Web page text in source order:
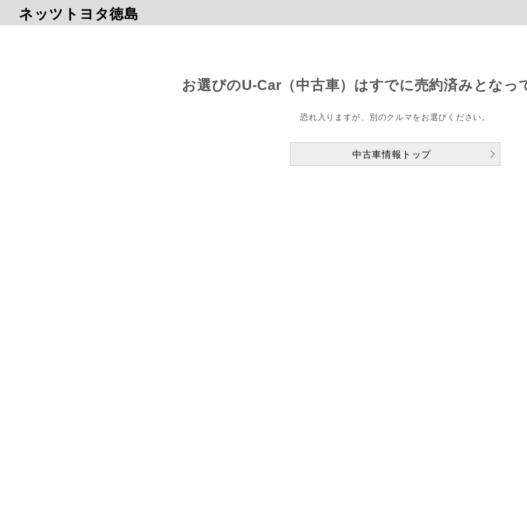
ネッツトヨタ徳島
お選びのU-Car（中古車）はすでに売約済みとなっ
恐れ入りますが、別のクルマをお選びください。
中古車情報トップ